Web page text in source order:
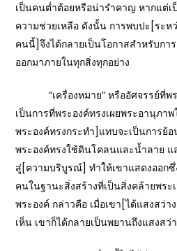
เป็นคนต่ำต้อยหรือน่ารำคาญ หากแต่
ความช่วยเหลือ ดังนั้น การพบปะ[ระห
คนนี้]จึงได้กลายเป็นโอกาสสำหรับกา
ออกมาภายในทุกสิ่งทุกอย่าง
“เครื่องหมาย” หรืออัศจรรย์ที่พระ
เป็นการที่พระองค์ทรงเผยพระอานุภา
พระองค์ทรงกระทำ]แทบจะเป็นการย้อ
พระองค์ทรงใช้ดินโคลนและน้ำลาย
สู่[ความบริบูรณ์] ทำให้เขาแสดงออก
คนในฐานะสิ่งสร้างที่เป็นสิ่งคล้ายพระ
พระองค์ กล่าวคือ เมื่อเขา[ได้แสงสว่
เห็น เขาก็ได้กลายเป็นพยานถึงแสงสว่